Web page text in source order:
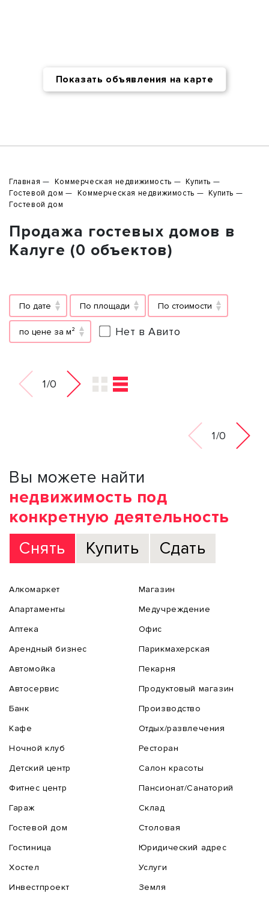
Показать объявления на карте
Главная Коммерческая недвижимость
Купить
Гостевой дом
Коммерческая недвижимость
Купить
Гостевой дом
Продажа гостевых домов в
Калуге (0 объектов)
По дате По площади По стоимости
по цене за м² Нет в Авито
1/0
1/0
Вы можете найти
недвижимость под
конкретную деятельность
Снять
Купить Сдать
Алкомаркет
Апартаменты
Аптека
Арендный бизнес
Автомойка
Автосервис
Банк
Кафе
Ночной клуб
Детский центр
Фитнес центр
Гараж
Гостевой дом
Гостиница
Хостел
Инвестпроект
Магазин
Медучреждение
Офис
Парикмахерская
Пекарня
Продуктовый магазин
Производство
Отдых/развлечения
Ресторан
Салон красоты
Пансионат/Санаторий
Склад
Столовая
Юридический адрес
Услуги
Земля